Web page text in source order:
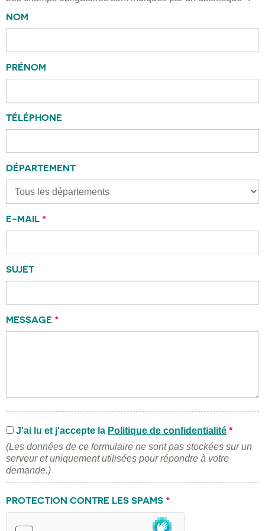
NOM
PRÉNOM
TÉLÉPHONE
DÉPARTEMENT
E-MAIL *
SUJET
MESSAGE *
J'ai lu et j'accepte la Politique de confidentialité *
(Les données de ce formulaire ne sont pas stockées sur un
serveur et uniquement utilisées pour répondre à votre
demande.)
PROTECTION CONTRE LES SPAMS *